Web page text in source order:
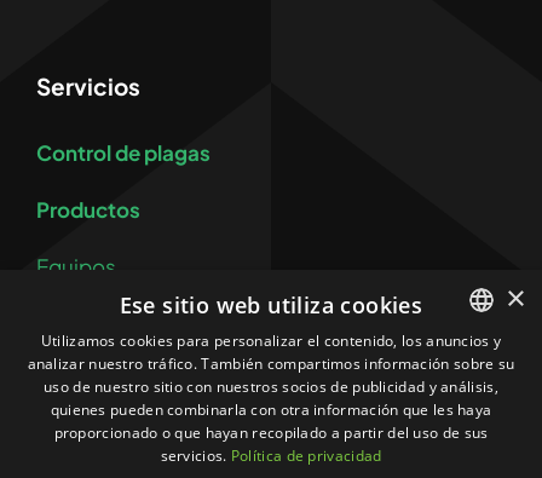
Servicios
Control de plagas
Productos
Equipos
Más
SPANISH
CATALAN
×
Ese sitio web utiliza cookies
Utilizamos cookies para personalizar el contenido, los anuncios y
analizar nuestro tráfico. También compartimos información sobre su
uso de nuestro sitio con nuestros socios de publicidad y análisis,
quienes pueden combinarla con otra información que les haya
proporcionado o que hayan recopilado a partir del uso de sus
servicios. Política de privacidad